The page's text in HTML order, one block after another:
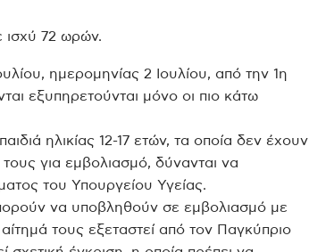
ισχύ 72 ωρών.
ημερομηνίας 2 Ιουλίου, από την 1η
εξυπηρετούνται μόνο οι πιο κάτω
ηλικίας 12-17 ετών, τα οποία δεν έχουν
για εμβολιασμό, δύνανται να
του Υπουργείου Υγείας.
να υποβληθούν σε εμβολιασμό με
τους εξεταστεί από τον Παγκύπριο